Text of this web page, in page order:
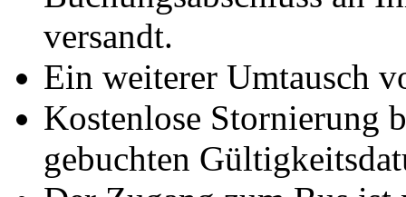
versandt.
Ein weiterer Umtausch
Kostenlose Stornierung
gebuchten